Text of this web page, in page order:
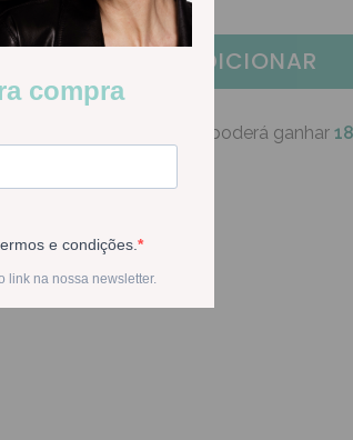
ADICIONAR
Na compra deste produto poderá ganhar